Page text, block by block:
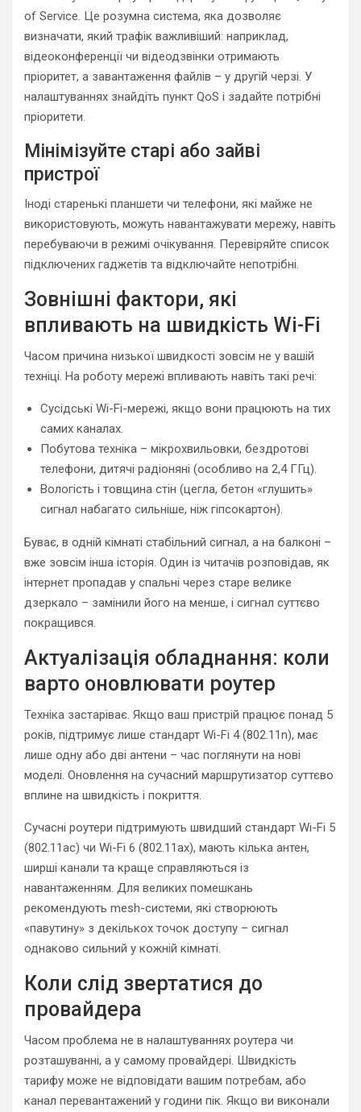
of Service. Це розумна система, яка дозволяє
визначати, який трафік важливіший: наприклад,
відеоконференції чи відеодзвінки отримають
пріоритет, а завантаження файлів – у другій черзі. У
налаштуваннях знайдіть пункт QoS і задайте потрібні
пріоритети.
Мінімізуйте старі або зайві
пристрої
Іноді старенькі планшети чи телефони, які майже не
використовують, можуть навантажувати мережу, навіть
перебуваючи в режимі очікування. Перевіряйте список
підключених гаджетів та відключайте непотрібні.
Зовнішні фактори, які
впливають на швидкість Wi-Fi
Часом причина низької швидкості зовсім не у вашій
техніці. На роботу мережі впливають навіть такі речі:
Сусідські Wi-Fi-мережі, якщо вони працюють на тих
самих каналах.
Побутова техніка – мікрохвильовки, бездротові
телефони, дитячі радіоняні (особливо на 2,4 ГГц).
Вологість і товщина стін (цегла, бетон «глушить»
сигнал набагато сильніше, ніж гіпсокартон).
Буває, в одній кімнаті стабільний сигнал, а на балконі –
вже зовсім інша історія. Один із читачів розповідав, як
інтернет пропадав у спальні через старе велике
дзеркало – замінили його на менше, і сигнал суттєво
покращився.
Актуалізація обладнання: коли
варто оновлювати роутер
Техніка застаріває. Якщо ваш пристрій працює понад 5
років, підтримує лише стандарт Wi-Fi 4 (802.11n), має
лише одну або дві антени – час поглянути на нові
моделі. Оновлення на сучасний маршрутизатор суттєво
вплине на швидкість і покриття.
Сучасні роутери підтримують швидший стандарт Wi-Fi 5
(802.11ac) чи Wi-Fi 6 (802.11ax), мають кілька антен,
ширші канали та краще справляються із
навантаженням. Для великих помешкань
рекомендують mesh-системи, які створюють
«павутину» з декількох точок доступу – сигнал
однаково сильний у кожній кімнаті.
Коли слід звертатися до
провайдера
Часом проблема не в налаштуваннях роутера чи
розташуванні, а у самому провайдері. Швидкість
тарифу може не відповідати вашим потребам, або
канал перевантажений у години пік. Якщо ви виконали